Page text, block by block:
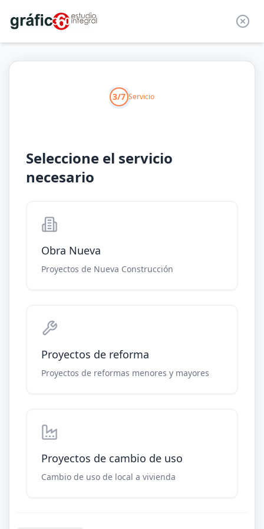
3/7 Servicio
Seleccione el servicio
necesario
Obra Nueva
Proyectos de Nueva Construcción
Proyectos de reforma
Proyectos de reformas menores y mayores
Proyectos de cambio de uso
Cambio de uso de local a vivienda